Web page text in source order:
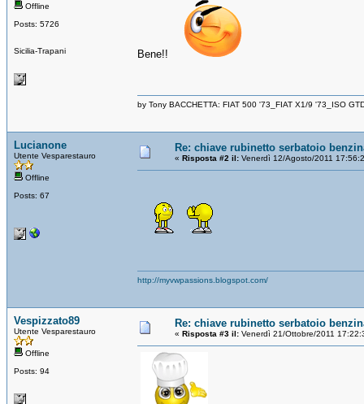
Offline
Posts: 5726
Sicilia-Trapani Bene!!
by Tony BACCHETTA: FIAT 500 '73_FIAT X1/9 '73_ISO
Lucianone
Utente Vesparestauro
Offline
Posts: 67
Re: chiave rubinetto serbatoio
« Risposta #2 il: Venerdì 12/Agosto/2011
http://myvwpassions.blogspot.com/
Vespizzato89
Utente Vesparestauro
Offline
Posts: 94
Re: chiave rubinetto serbatoio
« Risposta #3 il: Venerdì 21/Ottobre/2011